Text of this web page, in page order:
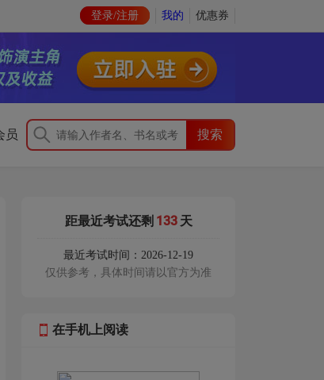
登录/注册 我的 优惠券
员
距最近考试还剩 133 天
最近考试时间：2026-12-19
仅供参考，具体时间请以官方为准
在手机上阅读